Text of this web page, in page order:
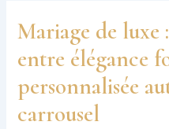
Mariage de luxe
entre élégance
personnalisée
carrousel